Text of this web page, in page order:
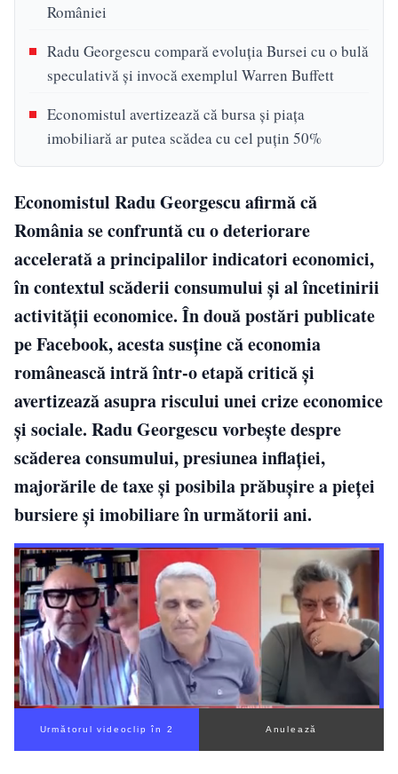
României
Radu Georgescu compară evoluția Bursei cu o bulă
speculativă și invocă exemplul Warren Buffett
Economistul avertizează că bursa și piața
imobiliară ar putea scădea cu cel puțin 50%
Economistul Radu Georgescu afirmă că
România se confruntă cu o deteriorare
accelerată a principalilor indicatori economici,
în contextul scăderii consumului și al încetinirii
activității economice. În două postări publicate
pe Facebook, acesta susține că economia
românească intră într-o etapă critică și
avertizează asupra riscului unei crize economice
și sociale. Radu Georgescu vorbește despre
scăderea consumului, presiunea inflației,
majorările de taxe și posibila prăbușire a pieței
bursiere și imobiliare în următorii ani.
Următorul videoclip în 1 Anulează